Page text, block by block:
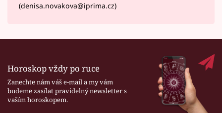
(denisa.novakova@iprima.cz)
Horoskop vždy po ruce
Zanechte nám váš e-mail a my vám
budeme zasílat pravidelný newsletter s
vaším horoskopem.